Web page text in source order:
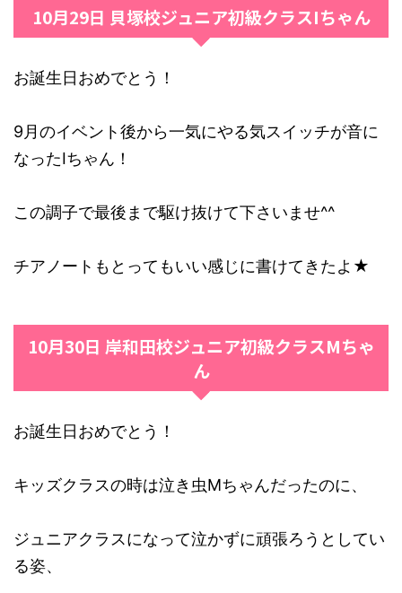
10月29日 貝塚校ジュニア初級クラスIちゃん
お誕生日おめでとう！
9月のイベント後から一気にやる気スイッチが音に
なったIちゃん！
この調子で最後まで駆け抜けて下さいませ^^
チアノートもとってもいい感じに書けてきたよ★
10月30日 岸和田校ジュニア初級クラスMちゃ
ん
お誕生日おめでとう！
キッズクラスの時は泣き虫Mちゃんだったのに、
ジュニアクラスになって泣かずに頑張ろうとしてい
る姿、